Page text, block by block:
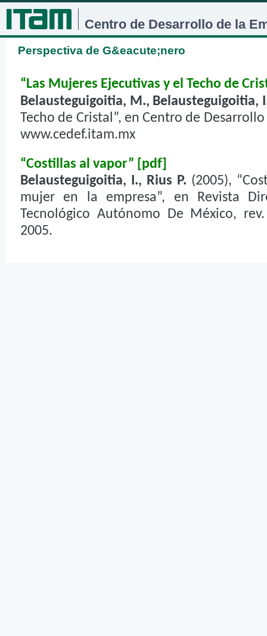
Centro de Desarrollo de la
Perspectiva de G&eacute;nero
“Las Mujeres Ejecutivas y el Techo de
Belausteguigoitia, M., Belausteguigoitia,
Techo de Cristal”, en Centro de
www.cedef.itam.mx
“Costillas al vapor” [pdf]
Belausteguigoitia, I., Rius P. (2005),
mujer en la empresa”, en Revista
Tecnológico Autónomo De México,
2005.